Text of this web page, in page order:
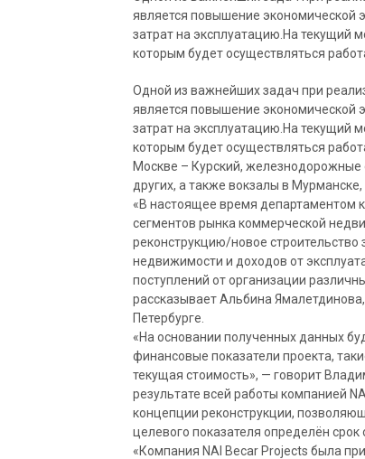
является повышение экономической
затрат на эксплуатацию.На текущий
которым будет осуществляться
Одной из важнейших задач при
является повышение экономической
затрат на эксплуатацию.На текущий
которым будет осуществляться
Москве – Курский, железнодорожные
других, а также вокзалы в
«В настоящее время департаментом
сегментов рынка коммерческой
реконструкцию/новое
недвижимости и доходов от
поступлений от организации
рассказывает Альбина
Петербурге.
«На основании полученных данных
финансовые показатели проекта,
текущая стоимость», — говорит
результате всей работы компанией
концепции реконструкции,
целевого показателя определён срок
«Компания NAI Becar Projects была